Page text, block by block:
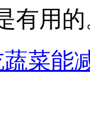
有用的
菜能